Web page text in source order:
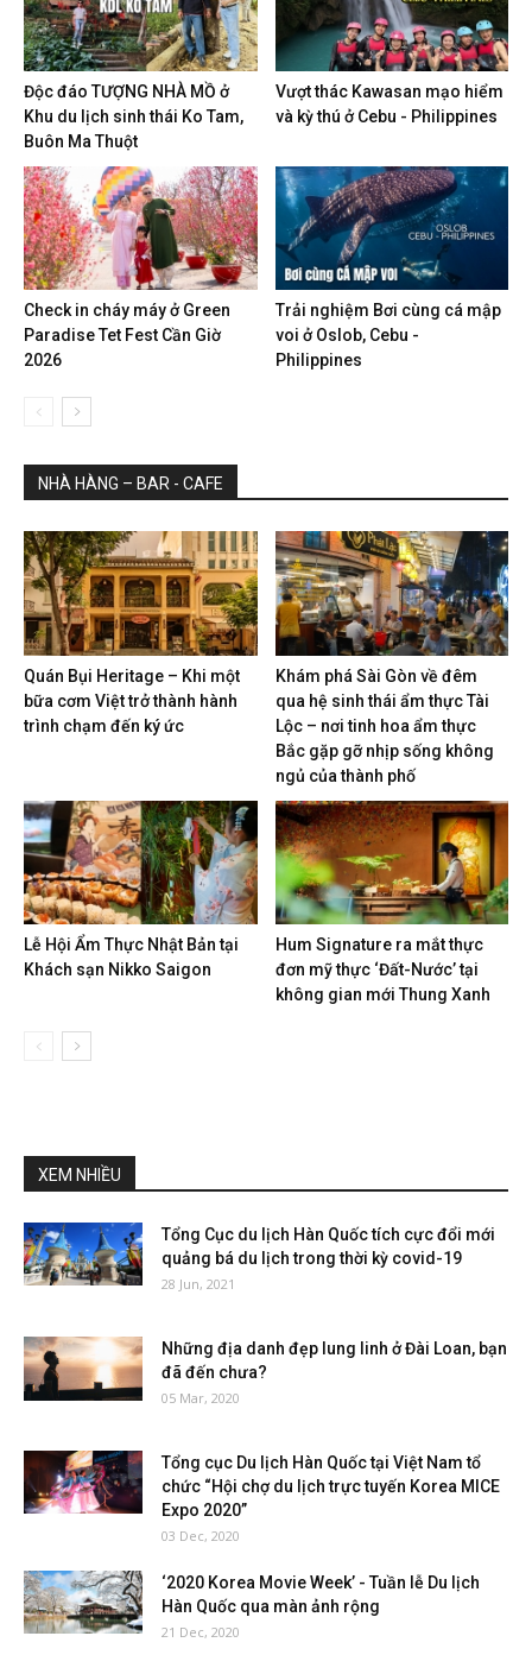
Độc đáo TƯỢNG NHÀ MỒ ở
Khu du lịch sinh thái Ko Tam,
Buôn Ma Thuột
Vượt thác Kawasan mạo hiểm
và kỳ thú ở Cebu - Philippines
Check in cháy máy ở Green
Paradise Tet Fest Cần Giờ
2026
Trải nghiệm Bơi cùng cá mập
voi ở Oslob, Cebu -
Philippines
NHÀ HÀNG – BAR - CAFE
Quán Bụi Heritage – Khi một
bữa cơm Việt trở thành hành
trình chạm đến ký ức
Khám phá Sài Gòn về đêm
qua hệ sinh thái ẩm thực Tài
Lộc – nơi tinh hoa ẩm thực
Bắc gặp gỡ nhịp sống không
ngủ của thành phố
Lễ Hội Ẩm Thực Nhật Bản tại
Khách sạn Nikko Saigon
Hum Signature ra mắt thực
đơn mỹ thực ‘Đất-Nước’ tại
không gian mới Thung Xanh
XEM NHIỀU
Tổng Cục du lịch Hàn Quốc tích cực đổi mới
quảng bá du lịch trong thời kỳ covid-19
28 Jun, 2021
Những địa danh đẹp lung linh ở Đài Loan, bạn
đã đến chưa?
05 Mar, 2020
Tổng cục Du lịch Hàn Quốc tại Việt Nam tổ
chức “Hội chợ du lịch trực tuyến Korea MICE
Expo 2020”
03 Dec, 2020
‘2020 Korea Movie Week’ - Tuần lễ Du lịch
Hàn Quốc qua màn ảnh rộng
21 Dec, 2020